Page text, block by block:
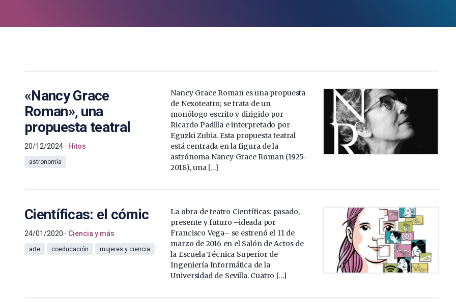
«Nancy Grace
Roman», una
propuesta teatral
20/12/2024 Hitos
astronomía
Nancy Grace Roman es una propuesta
de Nexoteatro; se trata de un
monólogo escrito y dirigido por
Ricardo Padilla e interpretado por
Eguzki Zubia. Esta propuesta teatral
está centrada en la figura de la
astrónoma Nancy Grace Roman (1925-
2018), una […]
Científicas: el cómic
24/01/2020 Ciencia y más
arte coeducación mujeres y ciencia
La obra de teatro Científicas: pasado,
presente y futuro –ideada por
Francisco Vega– se estrenó el 11 de
marzo de 2016 en el Salón de Actos de
la Escuela Técnica Superior de
Ingeniería Informática de la
Universidad de Sevilla. Cuatro […]